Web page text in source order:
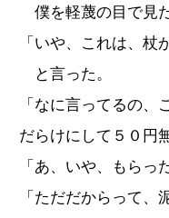
僕を軽蔑の目で見
「いや、これは、杖
と言った。
「なに言ってるの
だらけにして５０円
「あ、いや、もらっ
「ただだからって